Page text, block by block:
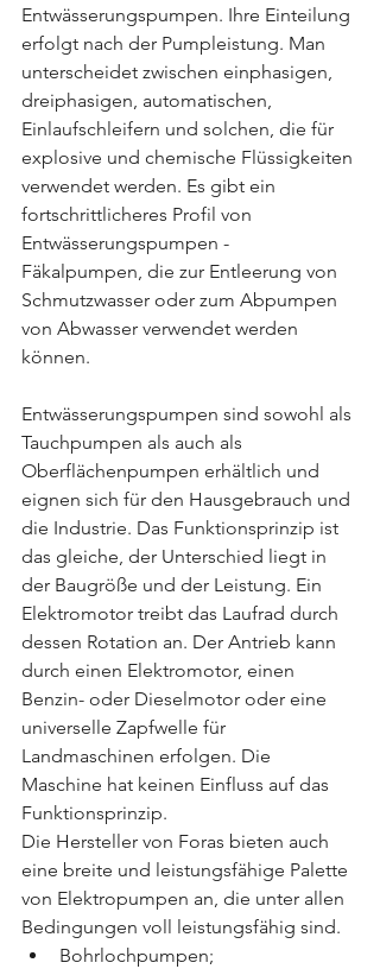
Entwässerungspumpen. Ihre Einteilung
erfolgt nach der Pumpleistung. Man
unterscheidet zwischen einphasigen,
dreiphasigen, automatischen,
Einlaufschleifern und solchen, die für
explosive und chemische Flüssigkeiten
verwendet werden. Es gibt ein
fortschrittlicheres Profil von
Entwässerungspumpen -
Fäkalpumpen, die zur Entleerung von
Schmutzwasser oder zum Abpumpen
von Abwasser verwendet werden
können.
Entwässerungspumpen sind sowohl als
Tauchpumpen als auch als
Oberflächenpumpen erhältlich und
eignen sich für den Hausgebrauch und
die Industrie. Das Funktionsprinzip ist
das gleiche, der Unterschied liegt in
der Baugröße und der Leistung. Ein
Elektromotor treibt das Laufrad durch
dessen Rotation an. Der Antrieb kann
durch einen Elektromotor, einen
Benzin- oder Dieselmotor oder eine
universelle Zapfwelle für
Landmaschinen erfolgen. Die
Maschine hat keinen Einfluss auf das
Funktionsprinzip.
Die Hersteller von Foras bieten auch
eine breite und leistungsfähige Palette
von Elektropumpen an, die unter allen
Bedingungen voll leistungsfähig sind.
Bohrlochpumpen;